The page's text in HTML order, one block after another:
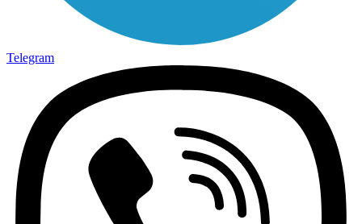
Telegram